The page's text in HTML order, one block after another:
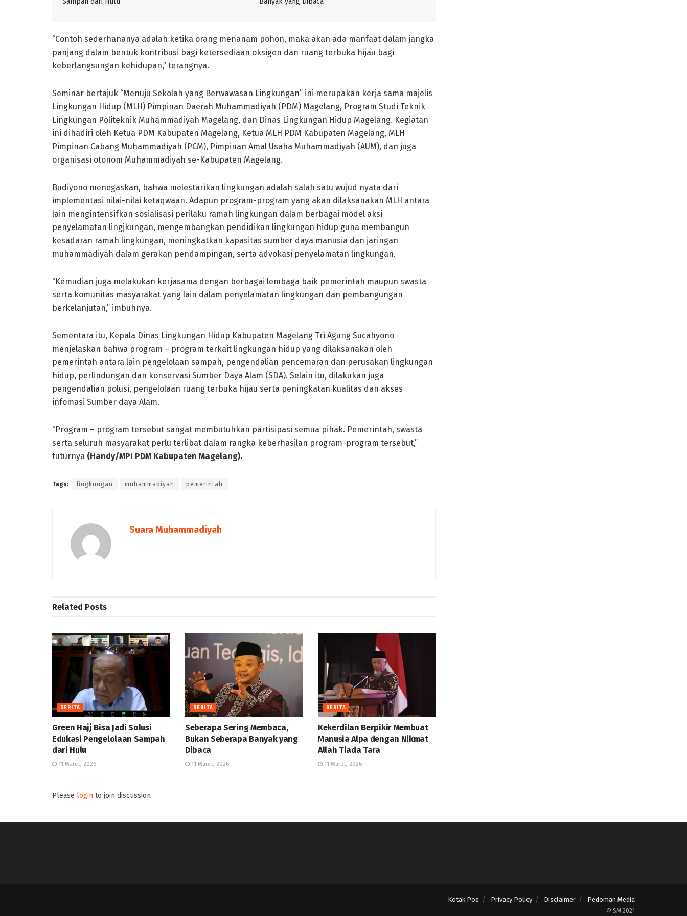
“Contoh sederhananya adalah ketika orang menanam pohon, maka akan ada manfaat dalam jangka
panjang dalam bentuk kontribusi bagi ketersediaan oksigen dan ruang terbuka hijau bagi
keberlangsungan kehidupan,” terangnya.
Seminar bertajuk “Menuju Sekolah yang Berwawasan Lingkungan” ini merupakan kerja sama majelis
Lingkungan Hidup (MLH) Pimpinan Daerah Muhammadiyah (PDM) Magelang, Program Studi Teknik
Lingkungan Politeknik Muhammadiyah Magelang, dan Dinas Lingkungan Hidup Magelang. Kegiatan
ini dihadiri oleh Ketua PDM Kabupaten Magelang, Ketua MLH PDM Kabupaten Magelang, MLH
Pimpinan Cabang Muhammadiyah (PCM), Pimpinan Amal Usaha Muhammadiyah (AUM), dan juga
organisasi otonom Muhammadiyah se-Kabupaten Magelang.
Budiyono menegaskan, bahwa melestarikan lingkungan adalah salah satu wujud nyata dari
implementasi nilai-nilai ketaqwaan. Adapun program-program yang akan dilaksanakan MLH antara
lain mengintensifkan sosialisasi perilaku ramah lingkungan dalam berbagai model aksi
penyelamatan lingjkungan, mengembangkan pendidikan lingkungan hidup guna membangun
kesadaran ramah lingkungan, meningkatkan kapasitas sumber daya manusia dan jaringan
muhammadiyah dalam gerakan pendampingan, serta advokasi penyelamatan lingkungan.
“Kemudian juga melakukan kerjasama dengan berbagai lembaga baik pemerintah maupun swasta
serta komunitas masyarakat yang lain dalam penyelamatan lingkungan dan pembangungan
berkelanjutan,” imbuhnya.
Sementara itu, Kepala Dinas Lingkungan Hidup Kabupaten Magelang Tri Agung Sucahyono
menjelaskan bahwa program – program terkait lingkungan hidup yang dilaksanakan oleh
pemerintah antara lain pengelolaan sampah, pengendalian pencemaran dan perusakan lingkungan
hidup, perlindungan dan konservasi Sumber Daya Alam (SDA). Selain itu, dilakukan juga
pengendalian polusi, pengelolaan ruang terbuka hijau serta peningkatan kualitas dan akses
infomasi Sumber daya Alam.
“Program – program tersebut sangat membutuhkan partisipasi semua pihak. Pemerintah, swasta
serta seluruh masyarakat perlu terlibat dalam rangka keberhasilan program-program tersebut,”
tuturnya (Handy/MPI PDM Kabupaten Magelang).
Tags: lingkungan muhammadiyah pemerintah
Suara Muhammadiyah
Related Posts
BERITA
Green Hajj Bisa Jadi Solusi
Edukasi Pengelolaan Sampah
dari Hulu
11 Maret, 2026
BERITA
Seberapa Sering Membaca,
Bukan Seberapa Banyak yang
Dibaca
11 Maret, 2026
BERITA
Kekerdilan Berpikir Membuat
Manusia Alpa dengan Nikmat
Allah Tiada Tara
11 Maret, 2026
Please login to join discussion
Kotak Pos Privacy Policy Disclaimer Pedoman Media
© SM 2021